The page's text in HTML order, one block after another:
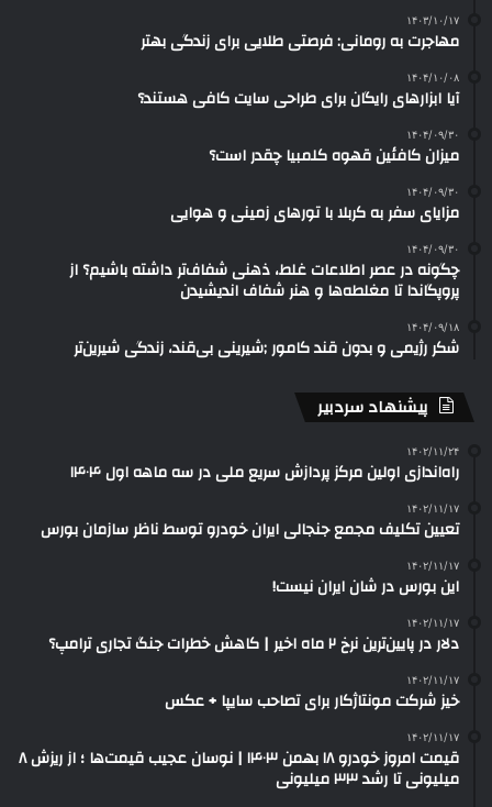
۱۴۰۳/۱۰/۱۷
مهاجرت به رومانی: فرصتی طلایی برای زندگی بهتر
۱۴۰۴/۱۰/۰۸
آیا ابزارهای رایگان برای طراحی سایت کافی هستند؟
۱۴۰۴/۰۹/۳۰
میزان کافئین قهوه کلمبیا چقدر است؟
۱۴۰۴/۰۹/۳۰
مزایای سفر به کربلا با تورهای زمینی و هوایی
۱۴۰۴/۰۹/۳۰
چگونه در عصر اطلاعات غلط، ذهنی شفاف‌تر داشته باشیم؟ از
پروپگاندا تا مغلطه‌ها و هنر شفاف اندیشیدن
۱۴۰۴/۰۹/۱۸
شکر رژیمی و بدون قند کامور ;شیرینی بی‌قند، زندگی شیرین‌تر
پیشنهاد سردبیر
۱۴۰۲/۱۱/۲۴
راه‌اندازی اولین مرکز پردازش سریع ملی در سه ماهه اول ۱۴۰۴
۱۴۰۲/۱۱/۱۷
تعیین تکلیف مجمع جنجالی ایران خودرو توسط ناظر سازمان بورس
۱۴۰۲/۱۱/۱۷
این بورس در شان ایران نیست!
۱۴۰۲/۱۱/۱۷
دلار در پایین‌ترین نرخ ۲ ماه اخیر | کاهش خطرات جنگ تجاری ترامپ؟
۱۴۰۲/۱۱/۱۷
خیز شرکت مونتاژکار برای تصاحب سایپا + عکس
۱۴۰۲/۱۱/۱۷
قیمت امروز خودرو ۱۸ بهمن ۱۴۰۳ | نوسان عجیب قیمت‌ها ؛ از ریزش ۸
میلیونی تا رشد ۳۳ میلیونی